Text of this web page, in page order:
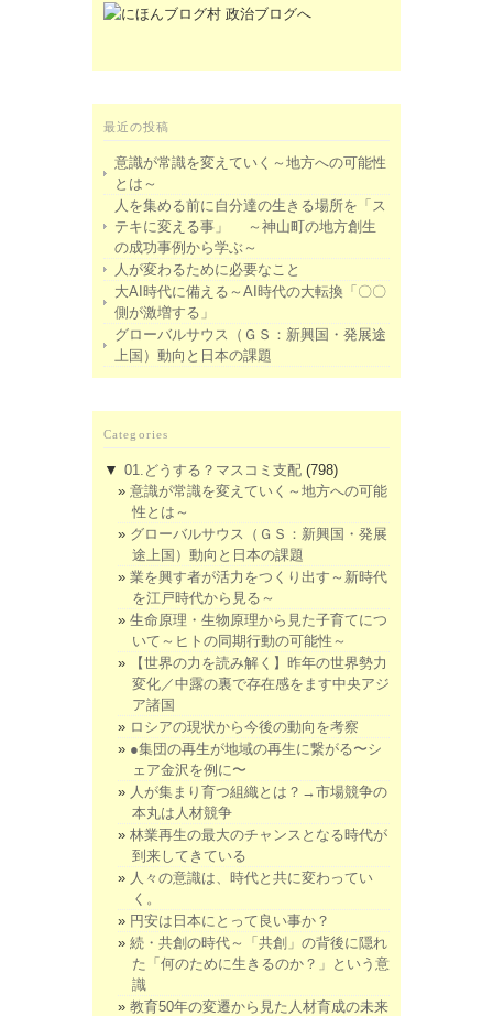
最近の投稿
意識が常識を変えていく～地方への可能性
とは～
人を集める前に自分達の生きる場所を「ス
テキに変える事」 ～神山町の地方創生
の成功事例から学ぶ～
人が変わるために必要なこと
大AI時代に備える～AI時代の大転換「〇〇
側が激増する」
グローバルサウス（ＧＳ：新興国・発展途
上国）動向と日本の課題
Categories
▼ 01.どうする？マスコミ支配 (798)
意識が常識を変えていく～地方への可能
性とは～
グローバルサウス（ＧＳ：新興国・発展
途上国）動向と日本の課題
業を興す者が活力をつくり出す～新時代
を江戸時代から見る～
生命原理・生物原理から見た子育てにつ
いて～ヒトの同期行動の可能性～
【世界の力を読み解く】昨年の世界勢力
変化／中露の裏で存在感をます中央アジ
ア諸国
ロシアの現状から今後の動向を考察
●集団の再生が地域の再生に繋がる〜シ
ェア金沢を例に〜
人が集まり育つ組織とは？→市場競争の
本丸は人材競争
林業再生の最大のチャンスとなる時代が
到来してきている
人々の意識は、時代と共に変わってい
く。
円安は日本にとって良い事か？
続・共創の時代～「共創」の背後に隠れ
た「何のために生きるのか？」という意
識
教育50年の変遷から見た人材育成の未来